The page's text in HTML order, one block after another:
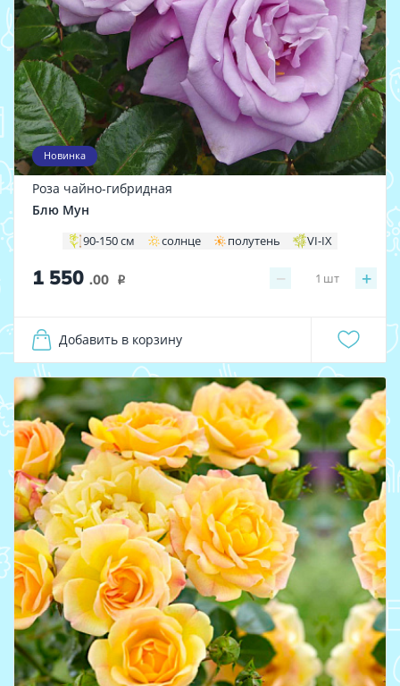
Новинка
Роза чайно-гибридная
Блю Мун
90-150 см солнце полутень VI-IX
1 550 .00 i − +
1 шт
Добавить в корзину